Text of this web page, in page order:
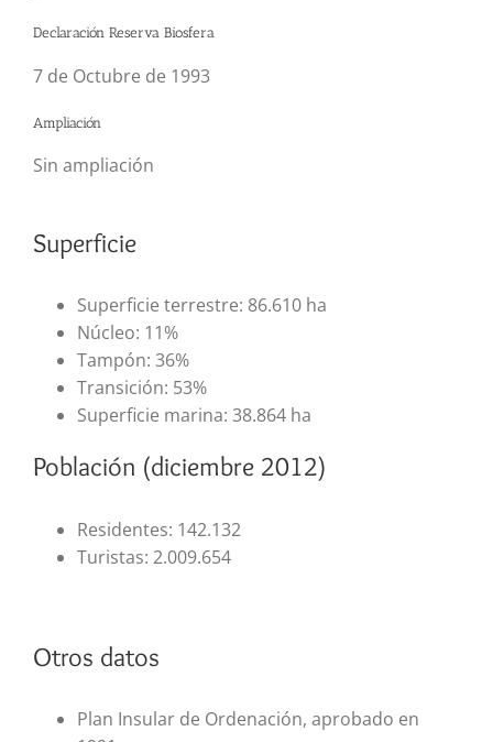
Declaración Reserva Biosfera
7 de Octubre de 1993
Ampliación
Sin ampliación
Superficie
Superficie terrestre: 86.610 ha
Núcleo: 11%
Tampón: 36%
Transición: 53%
Superficie marina: 38.864 ha
Población (diciembre 2012)
Residentes: 142.132
Turistas: 2.009.654
Otros datos
Plan Insular de Ordenación, aprobado en